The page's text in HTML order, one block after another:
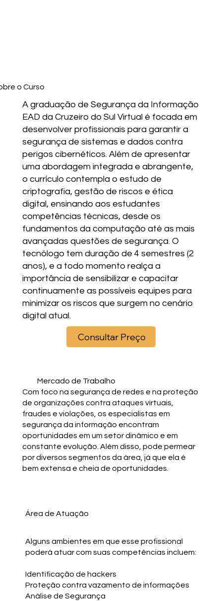
o Curso
A graduação de Segurança da Informação
EAD da Cruzeiro do Sul Virtual é focada em
desenvolver profissionais para garantir a
segurança de sistemas e dados contra
perigos cibernéticos. Além de apresentar
uma abordagem integrada e abrangente,
o currículo contempla o estudo de
criptografia, gestão de riscos e ética
digital, ensinando aos estudantes
competências técnicas, desde os
fundamentos da computação até as mais
avançadas questões de segurança. O
tecnólogo tem duração de 4 semestres (2
anos), e a todo momento realça a
importância de sensibilizar e capacitar
continuamente as possíveis equipes para
minimizar os riscos que surgem no cenário
digital atual.
Consultar Preço
Mercado de Trabalho
Com foco na segurança de redes e na proteção
de organizações contra ataques virtuais,
fraudes e violações, os especialistas em
segurança da informação encontram
oportunidades em um setor dinâmico e em
constante evolução. Além disso, pode permear
por diversos segmentos da área, já que ela é
bem extensa e cheia de oportunidades.
Área de Atuação
Alguns ambientes em que esse profissional
poderá atuar com suas competências incluem:
Identificação de hackers
Proteção contra vazamento de informações
Análise de Segurança